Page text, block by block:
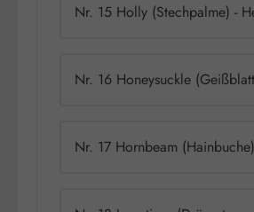
Nr. 15 Holly (Stechpalme) -
Nr. 16 Honeysuckle
Nr. 17 Hornbeam